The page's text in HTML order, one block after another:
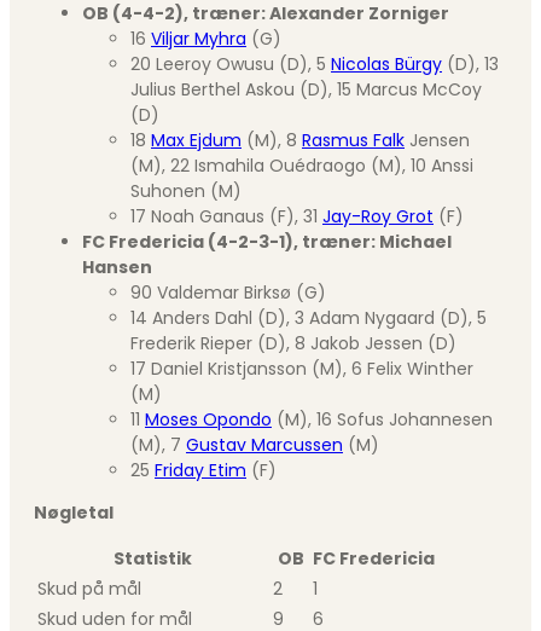
OB (4-4-2), træner: Alexander Zorniger
16 Viljar Myhra (G)
20 Leeroy Owusu (D), 5 Nicolas Bürgy (D), 13
Julius Berthel Askou (D), 15 Marcus McCoy
(D)
18 Max Ejdum (M), 8 Rasmus Falk Jensen
(M), 22 Ismahila Ouédraogo (M), 10 Anssi
Suhonen (M)
17 Noah Ganaus (F), 31 Jay-Roy Grot (F)
FC Fredericia (4-2-3-1), træner: Michael
Hansen
90 Valdemar Birksø (G)
14 Anders Dahl (D), 3 Adam Nygaard (D), 5
Frederik Rieper (D), 8 Jakob Jessen (D)
17 Daniel Kristjansson (M), 6 Felix Winther
(M)
11 Moses Opondo (M), 16 Sofus Johannesen
(M), 7 Gustav Marcussen (M)
25 Friday Etim (F)
Nøgletal
Statistik
OB FC Fredericia
Skud på mål
2
1
Skud uden for mål
9
6